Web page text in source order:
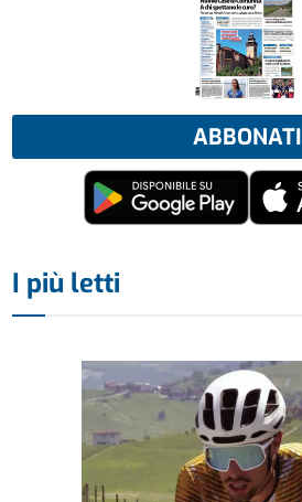
ABBONATI
I più letti